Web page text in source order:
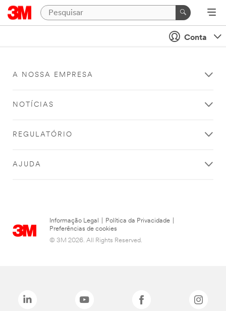
Conta
A NOSSA EMPRESA
NOTÍCIAS
REGULATÓRIO
AJUDA
Informação Legal Política da Privacidade
Preferências de cookies
© 3M 2026. All Rights Reserved.